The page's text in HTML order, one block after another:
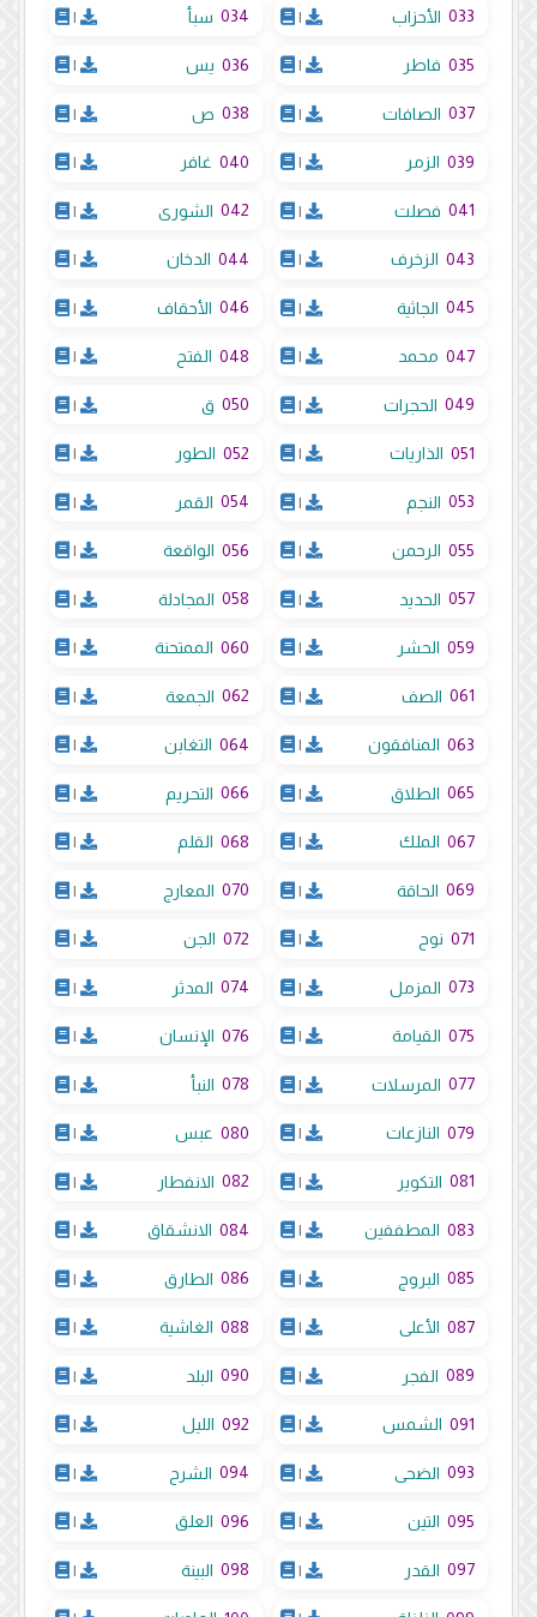
033 الأحزاب |
034 سبأ |
035 فاطر |
036 يس |
037 الصافات |
038 ص |
039 الزمر |
040 غافر |
041 فصلت |
042 الشورى |
043 الزخرف |
044 الدخان |
045 الجاثية |
046 الأحقاف |
047 محمد |
048 الفتح |
049 الحجرات |
050 ق |
051 الذاريات |
052 الطور |
053 النجم |
054 القمر |
055 الرحمن |
056 الواقعة |
057 الحديد |
058 المجادلة |
059 الحشر |
060 الممتحنة |
061 الصف |
062 الجمعة |
063 المنافقون |
064 التغابن |
065 الطلاق |
066 التحريم |
067 الملك |
068 القلم |
069 الحاقة |
070 المعارج |
071 نوح |
072 الجن |
073 المزمل |
074 المدثر |
075 القيامة |
076 الإنسان |
077 المرسلات |
078 النبأ |
079 النازعات |
080 عبس |
081 التكوير |
082 الانفطار |
083 المطففين |
084 الانشقاق |
085 البروج |
086 الطارق |
087 الأعلى |
088 الغاشية |
089 الفجر |
090 البلد |
091 الشمس |
092 الليل |
093 الضحى |
094 الشرح |
095 التين |
096 العلق |
097 القدر |
098 البينة |